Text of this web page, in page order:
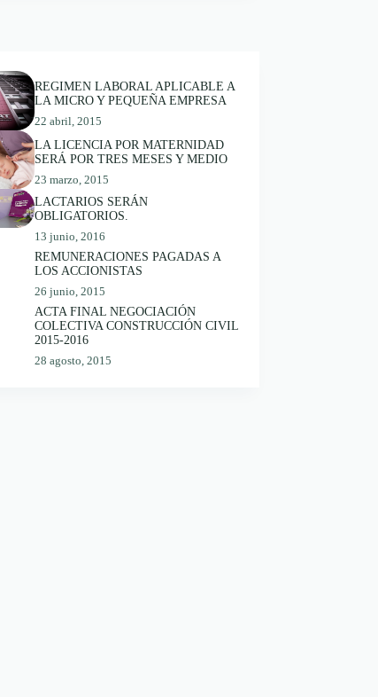
REGIMEN LABORAL APLICABLE A
LA MICRO Y PEQUEÑA EMPRESA
22 abril, 2015
LA LICENCIA POR MATERNIDAD
SERÁ POR TRES MESES Y MEDIO
23 marzo, 2015
LACTARIOS SERÁN
OBLIGATORIOS.
13 junio, 2016
REMUNERACIONES PAGADAS A
LOS ACCIONISTAS
26 junio, 2015
ACTA FINAL NEGOCIACIÓN
COLECTIVA CONSTRUCCIÓN CIVIL
2015-2016
28 agosto, 2015